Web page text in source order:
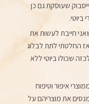
שעוסקת גם כן
ביוטי.
חייבת לעשות את
החלטתי לתת לבלוג
שכולו ביוטי ללא
איפור וטיפוח
את מוצריהם על